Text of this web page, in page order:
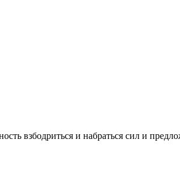
взбодриться и набраться сил и